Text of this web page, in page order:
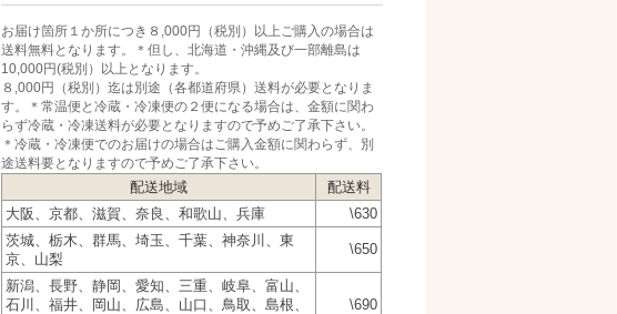
お届け箇所１か所につき８,000円（税別）以上ご購入の場合は
送料無料となります。＊但し、北海道・沖縄及び一部離島は
10,000円(税別）以上となります。
８,000円（税別）迄は別途（各都道府県）送料が必要となりま
す。＊常温便と冷蔵・冷凍便の２便になる場合は、金額に関わ
らず冷蔵・冷凍送料が必要となりますので予めご了承下さい。
＊冷蔵・冷凍便でのお届けの場合はご購入金額に関わらず、別
途送料要となりますので予めご了承下さい。
配送地域
配送料
大阪、京都、滋賀、奈良、和歌山、兵庫
\630
茨城、栃木、群馬、埼玉、千葉、神奈川、東
京、山梨
\650
新潟、長野、静岡、愛知、三重、岐阜、富山、
石川、福井、岡山、広島、山口、鳥取、島根、
\690